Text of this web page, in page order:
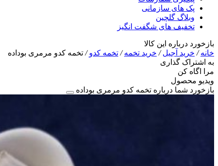
پک های سازمانی
وبلاگ گلچین
تخفیف های شگفت انگیز
بازخورد درباره این کالا
خانه/ خرید آجیل/ خرید تخمه/ تخمه کدو/ تخمه کدو مرمری بوداده
به اشتراک گذاری
مرا اگاه کن
ویدیو محصول
بازخورد شما درباره تخمه کدو مرمری بوداده